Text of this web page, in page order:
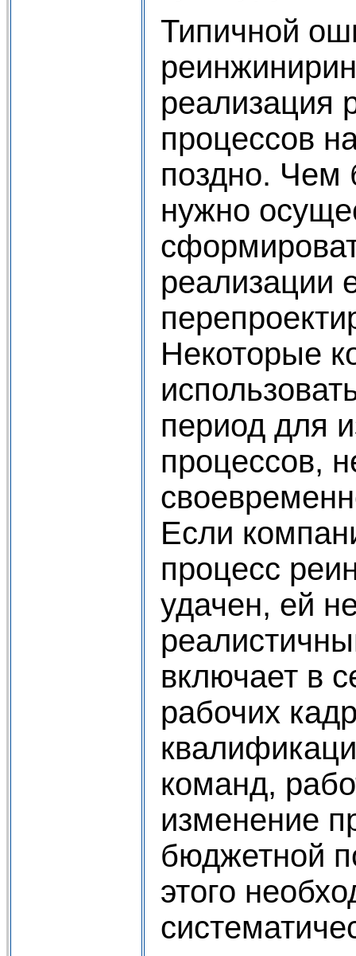
Типичной
реализация
процессов
поздно. Чем
нужно
реализации
Некоторые
период для
процессов,
Если
процесс
удачен, ей
включает в
рабочих
команд,
изменение
бюджетной
этого